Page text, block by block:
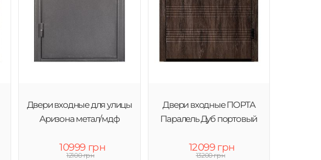
Двери входные для улицы
Аризона метал/мдф
10999 грн
12100 грн
Двери входные ПОРТА
Паралель Дуб портовый
12099 грн
13200 грн